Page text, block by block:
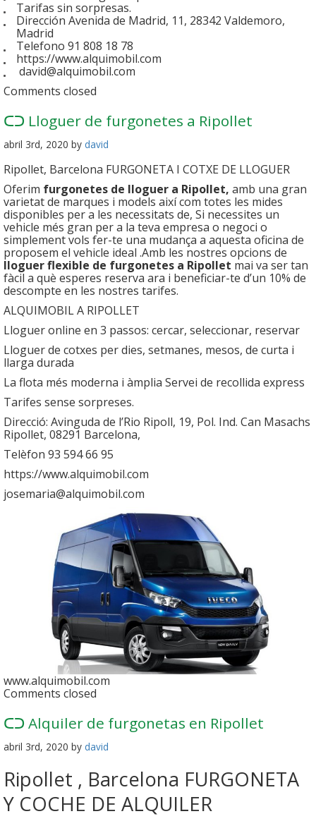
Tarifas sin sorpresas.
Dirección Avenida de Madrid, 11, 28342 Valdemoro,
Madrid
Telefono 91 808 18 78
https://www.alquimobil.com
david@alquimobil.com
Comments closed
ᑕᑐ Lloguer de furgonetes a Ripollet
abril 3rd, 2020 by david
Ripollet, Barcelona FURGONETA I COTXE DE LLOGUER
Oferim furgonetes de lloguer a Ripollet, amb una gran
varietat de marques i models així com totes les mides
disponibles per a les necessitats de, Si necessites un
vehicle més gran per a la teva empresa o negoci o
simplement vols fer-te una mudança a aquesta oficina de
proposem el vehicle ideal .Amb les nostres opcions de
lloguer flexible de furgonetes a Ripollet mai va ser tan
fàcil a què esperes reserva ara i beneficiar-te d’un 10% de
descompte en les nostres tarifes.
ALQUIMOBIL A RIPOLLET
Lloguer online en 3 passos: cercar, seleccionar, reservar
Lloguer de cotxes per dies, setmanes, mesos, de curta i
llarga durada
La flota més moderna i àmplia Servei de recollida express
Tarifes sense sorpreses.
Direcció: Avinguda de l’Rio Ripoll, 19, Pol. Ind. Can Masachs
Ripollet, 08291 Barcelona,
Telèfon 93 594 66 95
https://www.alquimobil.com
josemaria@alquimobil.com
www.alquimobil.com
Comments closed
ᑕᑐ Alquiler de furgonetas en Ripollet
abril 3rd, 2020 by david
Ripollet , Barcelona FURGONETA
Y COCHE DE ALQUILER